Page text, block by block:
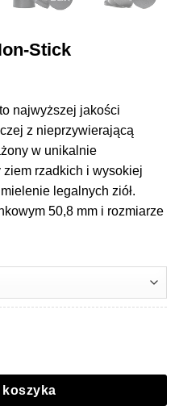
Stick
najwyższej jakości
z nieprzywierającą
w unikalnie
ziem rzadkich i wysokiej
legalnych ziół.
50,8 mm i rozmiarze
koszyka